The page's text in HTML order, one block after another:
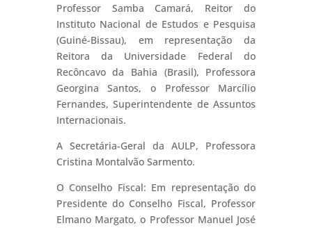
Professor Samba Camará, Reitor do
Instituto Nacional de Estudos e Pesquisa
(Guiné-Bissau), em representação da
Reitora da Universidade Federal do
Recôncavo da Bahia (Brasil), Professora
Georgina Santos, o Professor Marcílio
Fernandes, Superintendente de Assuntos
Internacionais.
A Secretária-Geral da AULP, Professora
Cristina Montalvão Sarmento.
O Conselho Fiscal: Em representação do
Presidente do Conselho Fiscal, Professor
Elmano Margato, o Professor Manuel José